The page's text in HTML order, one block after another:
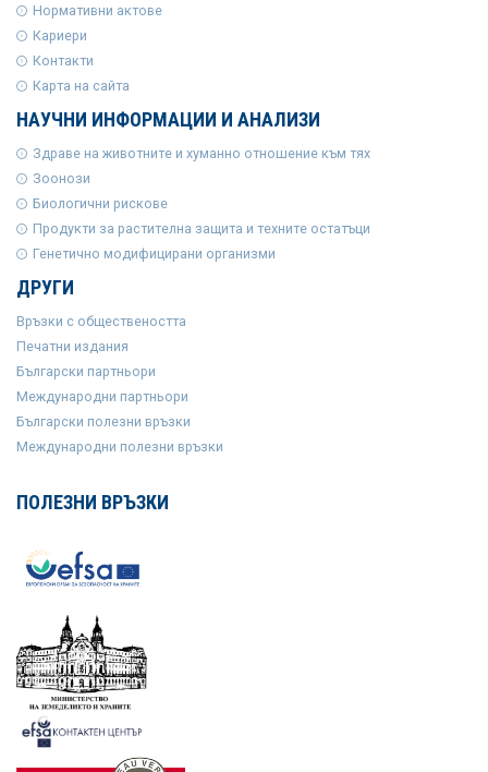
Нормативни актове
Кариери
Контакти
Карта на сайта
НАУЧНИ ИНФОРМАЦИИ И АНАЛИЗИ
Здраве на животните и хуманно отношение към тях
Зоонози
Биологични рискове
Продукти за растителна защита и техните остатъци
Генетично модифицирани организми
ДРУГИ
Връзки с обществеността
Печатни издания
Български партньори
Международни партньори
Български полезни връзки
Международни полезни връзки
ПОЛЕЗНИ ВРЪЗКИ